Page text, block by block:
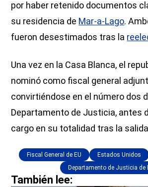
por haber retenido documentos
su residencia de Mar-a-Lago.
fueron desestimados tras la
Una vez en la Casa Blanca, el
nominó como fiscal general
convirtiéndose en el número dos
Departamento de Justicia, antes
cargo en su totalidad tras la
Fiscal General de EU Estados Unidos
Departamento de Justicia de
También lee: